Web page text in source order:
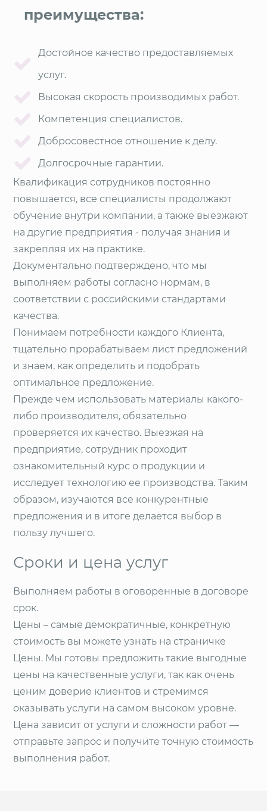
преимущества:
Достойное качество предоставляемых
услуг.
Высокая скорость производимых работ.
Компетенция специалистов.
Добросовестное отношение к делу.
Долгосрочные гарантии.
Квалификация сотрудников постоянно
повышается, все специалисты продолжают
обучение внутри компании, а также выезжают
на другие предприятия - получая знания и
закрепляя их на практике.
Документально подтверждено, что мы
выполняем работы согласно нормам, в
соответствии с российскими стандартами
качества.
Понимаем потребности каждого Клиента,
тщательно прорабатываем лист предложений
и знаем, как определить и подобрать
оптимальное предложение.
Прежде чем использовать материалы какого-
либо производителя, обязательно
проверяется их качество. Выезжая на
предприятие, сотрудник проходит
ознакомительный курс о продукции и
исследует технологию ее производства. Таким
образом, изучаются все конкурентные
предложения и в итоге делается выбор в
пользу лучшего.
Сроки и цена услуг
Выполняем работы в оговоренные в договоре
срок.
Цены – самые демократичные, конкретную
стоимость вы можете узнать на страничке
Цены. Мы готовы предложить такие выгодные
цены на качественные услуги, так как очень
ценим доверие клиентов и стремимся
оказывать услуги на самом высоком уровне.
Цена зависит от услуги и сложности работ —
отправьте запрос и получите точную стоимость
выполнения работ.